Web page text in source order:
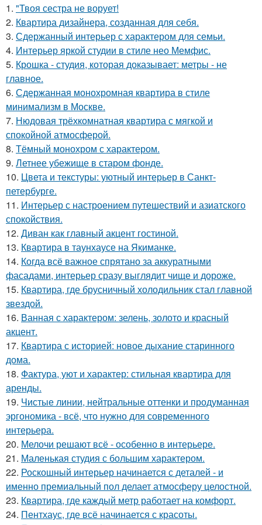
1. "Твоя сестра не ворует!
2. Квартира дизайнера, созданная для себя.
3. Сдержанный интерьер с характером для семьи.
4. Интерьер яркой студии в стиле нео Мемфис.
5. Крошка - студия, которая доказывает: метры - не
главное.
6. Сдержанная монохромная квартира в стиле
минимализм в Москве.
7. Нюдовая трёхкомнатная квартира с мягкой и
спокойной атмосферой.
8. Тёмный монохром с характером.
9. Летнее убежище в старом фонде.
10. Цвета и текстуры: уютный интерьер в Санкт-
петербурге.
11. Интерьер с настроением путешествий и азиатского
спокойствия.
12. Диван как главный акцент гостиной.
13. Квартира в таунхаусе на Якиманке.
14. Когда всё важное спрятано за аккуратными
фасадами, интерьер сразу выглядит чище и дороже.
15. Квартира, где брусничный холодильник стал главной
звездой.
16. Ванная с характером: зелень, золото и красный
акцент.
17. Квартира с историей: новое дыхание старинного
дома.
18. Фактура, уют и характер: стильная квартира для
аренды.
19. Чистые линии, нейтральные оттенки и продуманная
эргономика - всё, что нужно для современного
интерьера.
20. Мелочи решают всё - особенно в интерьере.
21. Маленькая студия с большим характером.
22. Роскошный интерьер начинается с деталей - и
именно премиальный пол делает атмосферу целостной.
23. Квартира, где каждый метр работает на комфорт.
24. Пентхаус, где всё начинается с красоты.